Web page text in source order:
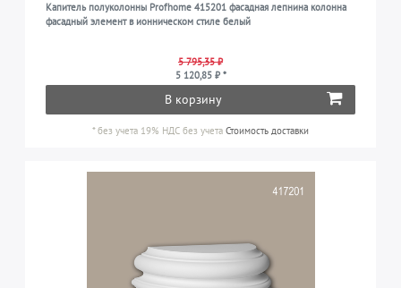
Капитель полуколонны Profhome 415201 фасадная лепнина колонна
фасадный элемент в ионническом стиле белый
5 795,35 ₽
5 120,85 ₽ *
В корзину
*без учета 19% НДС без учета Стоимость доставки